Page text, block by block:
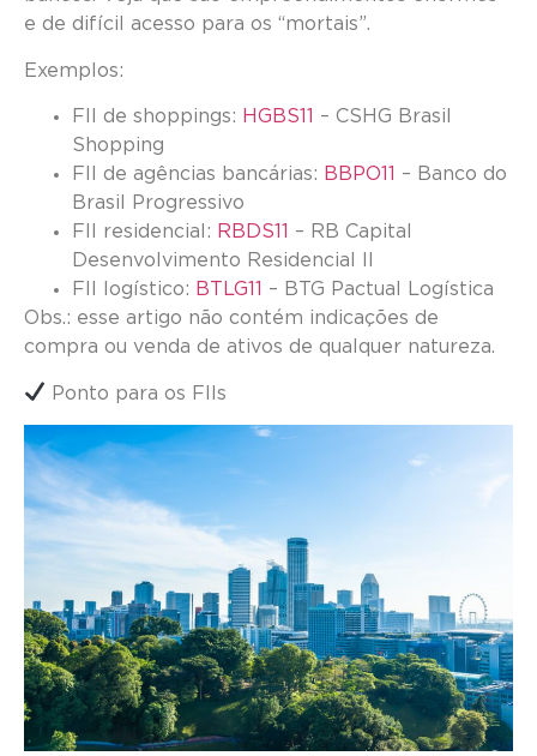
e de difícil acesso para os “mortais”.
Exemplos:
FII de shoppings: HGBS11 – CSHG Brasil
Shopping
FII de agências bancárias: BBPO11 – Banco do
Brasil Progressivo
FII residencial: RBDS11 – RB Capital
Desenvolvimento Residencial II
FII logístico: BTLG11 – BTG Pactual Logística
Obs.: esse artigo não contém indicações de
compra ou venda de ativos de qualquer natureza.
Ponto para os FIIs